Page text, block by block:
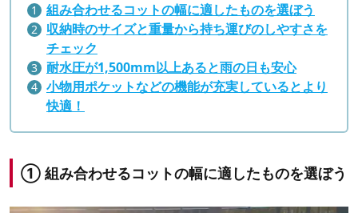
組み合わせるコットの幅に適したものを選ぼう
収納時のサイズと重量から持ち運びのしやすさを
チェック
耐水圧が1,500mm以上あると雨の日も安心
小物用ポケットなどの機能が充実しているとより
快適！
① 組み合わせるコットの幅に適したものを選ぼう